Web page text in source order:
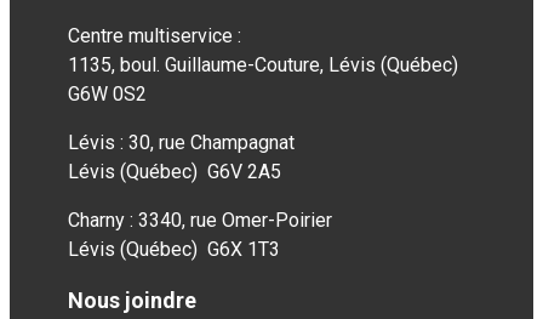
Centre multiservice :
1135, boul. Guillaume-Couture, Lévis (Québec)
G6W 0S2
Lévis : 30, rue Champagnat
Lévis (Québec) G6V 2A5
Charny : 3340, rue Omer-Poirier
Lévis (Québec) G6X 1T3
Nous joindre